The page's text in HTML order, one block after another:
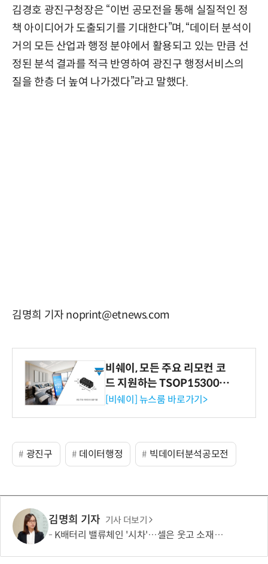
김경호 광진구청장은 “이번 공모전을 통해 실질적인 정
책 아이디어가 도출되기를 기대한다”며, “데이터 분석이
거의 모든 산업과 행정 분야에서 활용되고 있는 만큼 선
정된 분석 결과를 적극 반영하여 광진구 행정서비스의
질을 한층 더 높여 나가겠다”라고 말했다.
김명희 기자 noprint@etnews.com
비쉐이, 모든 주요 리모컨 코
드 지원하는 TSOP15300 시
리즈 IR 수신기 출시
[비쉐이] 뉴스룸 바로가기>
광진구 데이터행정 빅데이터분석공모전
김명희 기자 기사 더보기
K배터리 밸류체인 '시차'…셀은 웃고 소재는 아직